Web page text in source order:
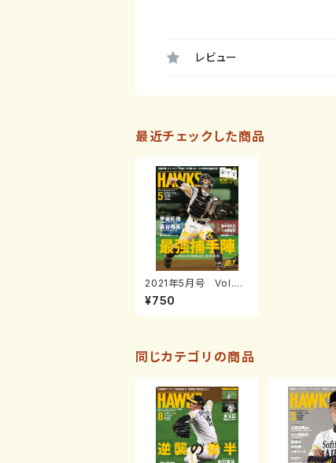
レビュー
最近チェックした商品
2021年5月号 Vol.24
7
¥750
同じカテゴリの商品